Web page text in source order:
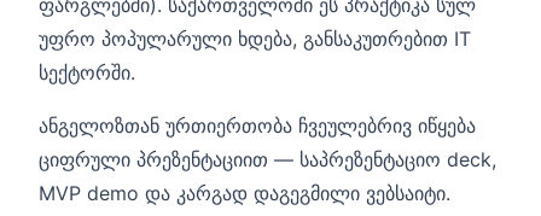
უფრო პოპულარული ხდება, განსაკუთრებით IT
სექტორში.
ანგელოზთან ურთიერთობა ჩვეულებრივ იწყება
ციფრული პრეზენტაციით — საპრეზენტაციო deck,
MVP demo და კარგად დაგეგმილი ვებსაიტი.